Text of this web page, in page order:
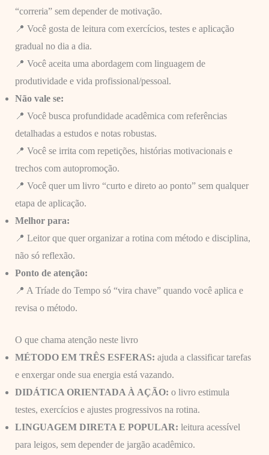
“correria” sem depender de motivação.
📍 Você gosta de leitura com exercícios, testes e aplicação
gradual no dia a dia.
📍 Você aceita uma abordagem com linguagem de
produtividade e vida profissional/pessoal.
Não vale se:
📍 Você busca profundidade acadêmica com referências
detalhadas a estudos e notas robustas.
📍 Você se irrita com repetições, histórias motivacionais e
trechos com autopromoção.
📍 Você quer um livro “curto e direto ao ponto” sem qualquer
etapa de aplicação.
Melhor para:
📍 Leitor que quer organizar a rotina com método e disciplina,
não só reflexão.
Ponto de atenção:
📍 A Tríade do Tempo só “vira chave” quando você aplica e
revisa o método.
O que chama atenção neste livro
MÉTODO EM TRÊS ESFERAS: ajuda a classificar tarefas
e enxergar onde sua energia está vazando.
DIDÁTICA ORIENTADA À AÇÃO: o livro estimula
testes, exercícios e ajustes progressivos na rotina.
LINGUAGEM DIRETA E POPULAR: leitura acessível
para leigos, sem depender de jargão acadêmico.